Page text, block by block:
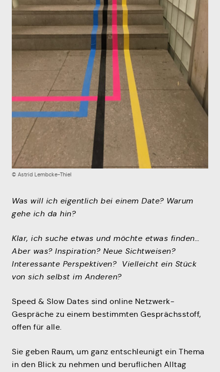
Mitmachen
© Astrid Lembcke-Thiel
Was will ich eigentlich bei einem Date? Warum
gehe ich da hin?
Klar, ich suche etwas und möchte etwas finden…
Aber was? Inspiration? Neue Sichtweisen?
Interessante Perspektiven? Vielleicht ein Stück
von sich selbst im Anderen?
Speed & Slow Dates sind online Netzwerk-
Gespräche zu einem bestimmten Gesprächsstoff,
offen für alle.
Sie geben Raum, um ganz entschleunigt ein Thema
in den Blick zu nehmen und beruflichen Alltag